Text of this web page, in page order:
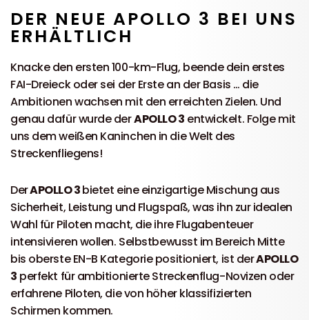
DER NEUE APOLLO 3 BEI UNS
ERHÄLTLICH
Knacke den ersten 100-km-Flug, beende dein erstes
FAI-Dreieck oder sei der Erste an der Basis … die
Ambitionen wachsen mit den erreichten Zielen. Und
genau dafür wurde derAPOLLO 3 entwickelt. Folge mit
uns dem weißen Kaninchen in die Welt des
Streckenfliegens!
DerAPOLLO 3bietet eine einzigartige Mischung aus
Sicherheit, Leistung und Flugspaß, was ihn zur idealen
Wahl für Piloten macht, die ihre Flugabenteuer
intensivieren wollen. Selbstbewusst im Bereich Mitte
bis oberste EN-B Kategorie positioniert, ist derAPOLLO
3 perfekt für ambitionierte Streckenflug-Novizen oder
erfahrene Piloten, die von höher klassifizierten
Schirmen kommen.